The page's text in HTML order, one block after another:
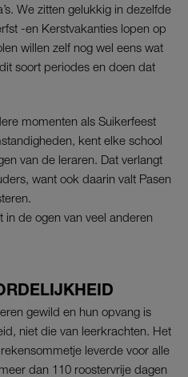
We zitten gelukkig in dezelfde
-en Kerstvakanties lopen op
willen zelf nog wel eens wat
soort periodes en doen dat
momenten als Suikerfeest
kent elke school
van de leraren. Dat verlangt
want ook daarin valt Pasen
in de ogen van veel anderen
gewild en hun opvang is
niet die van leerkrachten. Het
leverde voor alle
dan 110 roostervrije dagen